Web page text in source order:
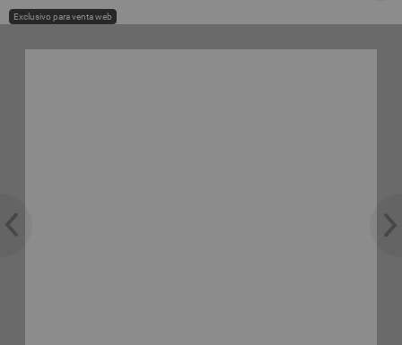
Exclusivo para venta web